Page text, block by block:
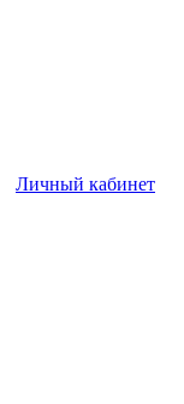
Личный кабинет